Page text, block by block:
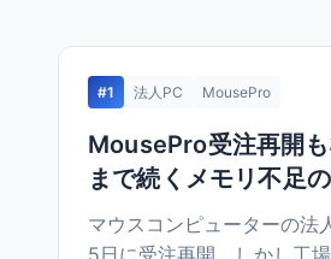
#1 法人PC MousePro
MousePro受注再開
まで続くメモリ不足
マウスコンピューターの法
5日に受注再開。しかし工